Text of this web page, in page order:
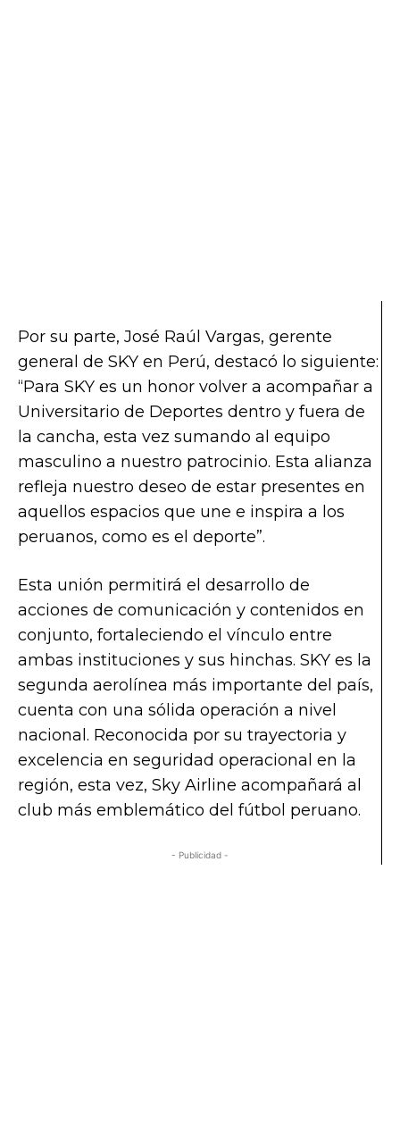
Por su parte, José Raúl Vargas, gerente
general de SKY en Perú, destacó lo siguiente:
“Para SKY es un honor volver a acompañar a
Universitario de Deportes dentro y fuera de
la cancha, esta vez sumando al equipo
masculino a nuestro patrocinio. Esta alianza
refleja nuestro deseo de estar presentes en
aquellos espacios que une e inspira a los
peruanos, como es el deporte”.
Esta unión permitirá el desarrollo de
acciones de comunicación y contenidos en
conjunto, fortaleciendo el vínculo entre
ambas instituciones y sus hinchas. SKY es la
segunda aerolínea más importante del país,
cuenta con una sólida operación a nivel
nacional. Reconocida por su trayectoria y
excelencia en seguridad operacional en la
región, esta vez, Sky Airline acompañará al
club más emblemático del fútbol peruano.
- Publicidad -